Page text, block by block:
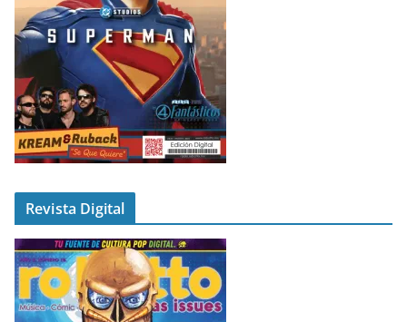
Revista Digital